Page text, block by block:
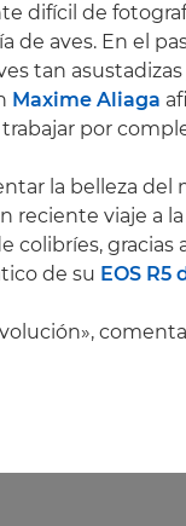
difícil de
de aves. En el
tan
Maxime Aliaga
por
la belleza del
reciente viaje a
colibríes, gracias
de su EOS R5